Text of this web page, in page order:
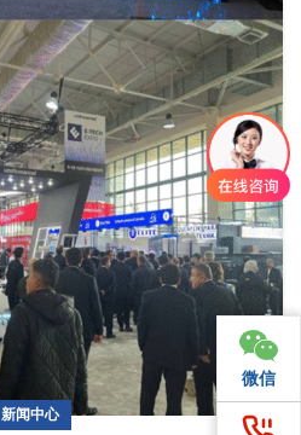
新闻中心
微信
微信